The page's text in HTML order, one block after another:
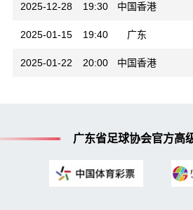
2025-12-28 19:30 中国香港
2025-01-15 19:40 广东
2025-01-22 20:00 中国香港
广东省足球协会官方高